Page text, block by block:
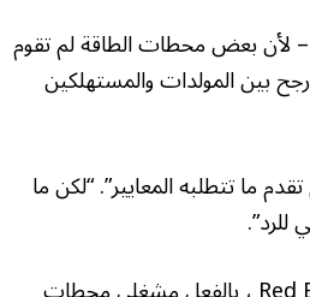
لأن بعض محطات الطاقة لم تقوم
بين المولدات والمستهلكين
ما تتطلبه المعايير”. “لكن ما